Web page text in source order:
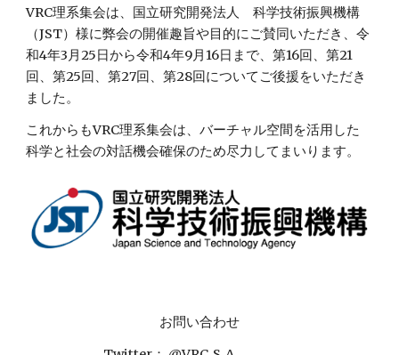
VRC理系集会は、 国立研究開発法人　科学技術振興機構
（JST）様に弊会の開催趣旨や目的にご賛同いただき 、令
和4年3月25日から令和4年9月16日まで、第16回、第21
回、第25回、第27回、第28回についてご後援をいただき
ました。
これからもVRC理系集会は、バーチャル空間を活用した
科学と社会の対話機会確保のため尽力してまいります。
お問い合わせ